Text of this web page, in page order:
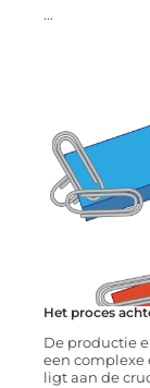
...
Het proces
De productie
een complexe
ligt aan de